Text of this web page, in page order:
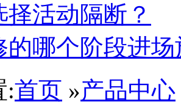
择活动隔断？
的哪个阶段进
:首页 »产品中心